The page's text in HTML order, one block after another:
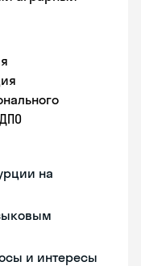
на
и интересы